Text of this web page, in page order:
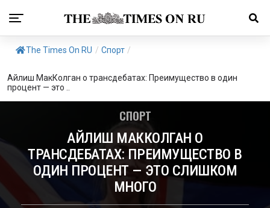
The Times On RU / Спорт /
Айлиш МакКолган о трансдебатах: Преимущество в один
процент — это ..
СПОРТ
АЙЛИШ МАККОЛГАН О
ТРАНСДЕБАТАХ: ПРЕИМУЩЕСТВО В
ОДИН ПРОЦЕНТ — ЭТО СЛИШКОМ
МНОГО